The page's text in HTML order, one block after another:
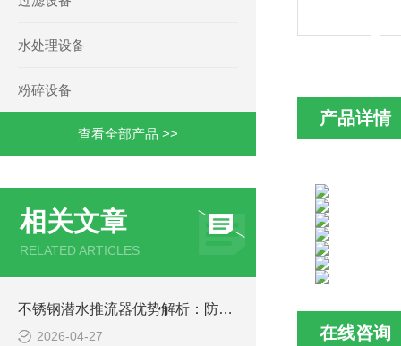
水处理设备
粉碎设备
查看全部产品 >>
相关文章
RELATED ARTICLES
不锈钢潜水推流器优势解析：防腐耐用污水处理设备
2026-04-27
产品详情
在线咨询